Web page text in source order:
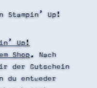
Up!
Up!
Shop. Nach
der Gutschein
du entweder